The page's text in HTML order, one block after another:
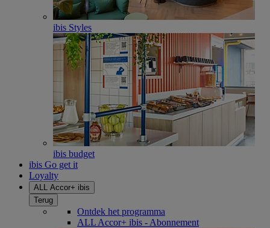
ibis Styles
ibis budget
ibis Go get it
Loyalty
ALL Accor+ ibis
Terug
Ontdek het programma
ALL Accor+ ibis - Abonnement